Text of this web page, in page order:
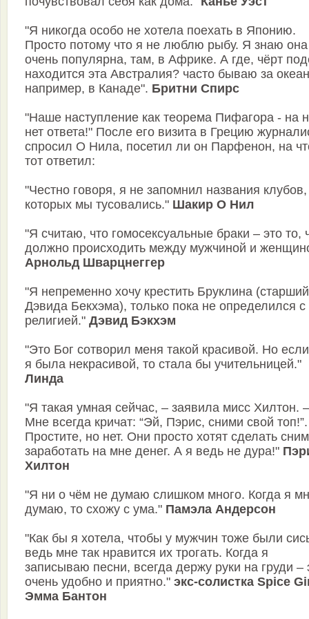
"Я никогда особо не хотела поехать в Японию.
Просто потому что я не люблю рыбу. Я знаю она
очень популярна, там, в Африке. А где, чёрт
находится эта Австралия? часто бываю за
например, в Канаде". Бритни Спирс
"Наше наступление как теорема Пифагора - на
нет ответа!" После его визита в Грецию
спросил О Нила, посетил ли он Парфенон, на
тот ответил:
"Честно говоря, я не запомнил названия
которых мы тусовались." Шакир О Нил
"Я считаю, что гомосексуальные браки – это то,
должно происходить между мужчиной и
Арнольд Шварцнеггер
"Я непременно хочу крестить Бруклина
Дэвида Бекхэма), только пока не определился с
религией." Дэвид Бэкхэм
"Это Бог сотворил меня такой красивой. Но
я была некрасивой, то стала бы учительницей."
Линда
"Я такая умная сейчас, – заявила мисс Хилтон. –
Мне всегда кричат: “Эй, Пэрис, сними свой топ!”.
Простите, но нет. Они просто хотят сделать
заработать на мне денег. А я ведь не дура!"
Хилтон
"Я ни о чём не думаю слишком много. Когда я
думаю, то схожу с ума." Памэла Андерсон
"Как бы я хотела, чтобы у мужчин тоже были
ведь мне так нравится их трогать. Когда я
записываю песни, всегда держу руки на груди –
очень удобно и приятно." экс-солистка Spice
Эмма Бантон